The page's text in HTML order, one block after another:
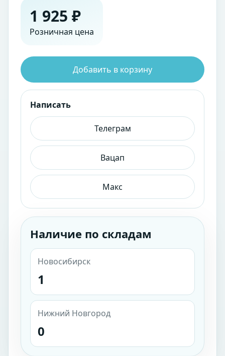
1 925 ₽
Розничная цена
Добавить в корзину
Написать
Телеграм
Вацап
Макс
Наличие по складам
Новосибирск
1
Нижний Новгород
0